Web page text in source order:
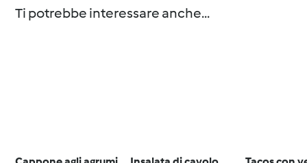
Ti potrebbe interessare anche...